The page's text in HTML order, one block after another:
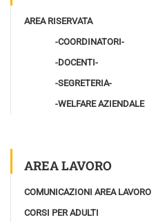
AREA RISERVATA
-COORDINATORI-
-DOCENTI-
-SEGRETERIA-
-WELFARE AZIENDALE
AREA LAVORO
COMUNICAZIONI AREA LAVORO
CORSI PER ADULTI